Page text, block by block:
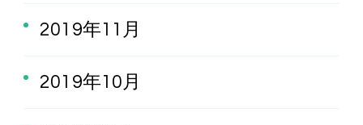
2019年11月
2019年10月